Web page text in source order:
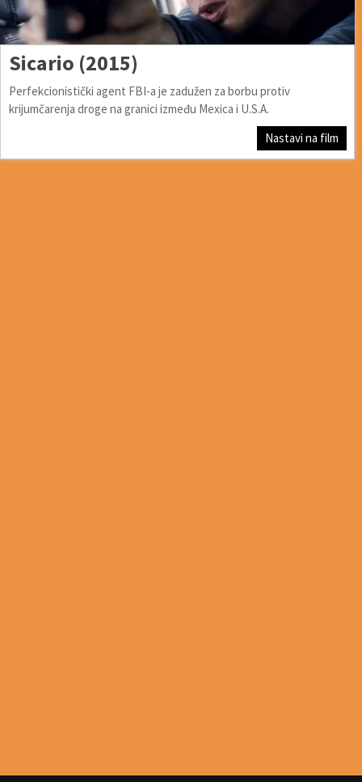
Sicario (2015)
Perfekcionistički agent FBI-a je zadužen za borbu protiv
krijumčarenja droge na granici između Mexica i U.S.A.
Nastavi na film